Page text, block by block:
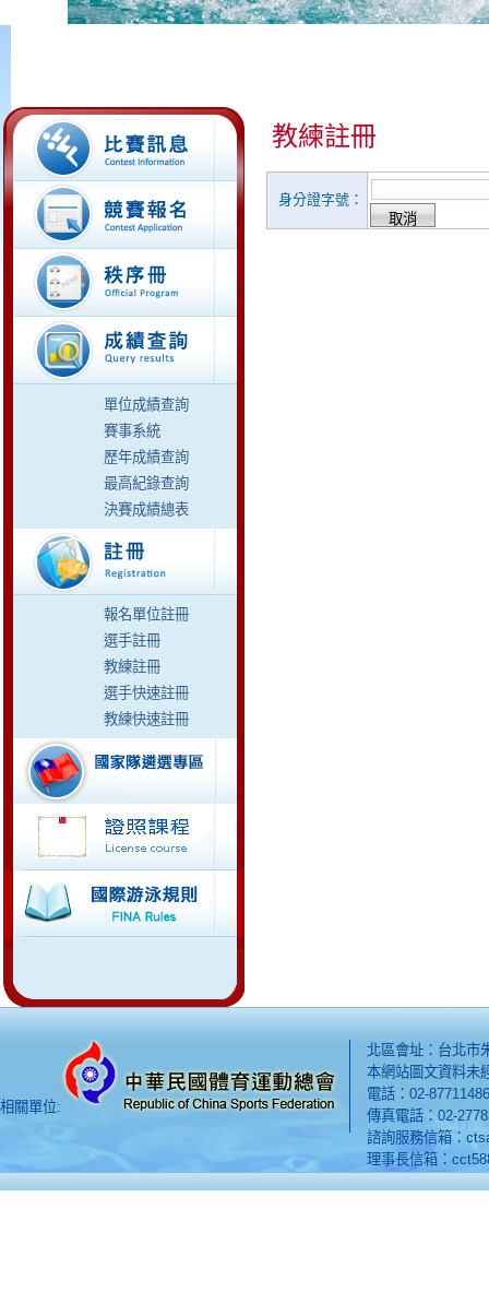
單位成績查詢
賽事系統
歷年成績查詢
最高紀錄查詢
決賽成績總表
報名單位註冊
選手註冊
教練註冊
選手快速註冊
教練快速註冊
教練註冊
身分證字號：
相關單位:
北區會址：台北
本網站圖文資料
電話：02-87711486
傳真電話：02-
諮詢服務信箱：
理事長信箱：